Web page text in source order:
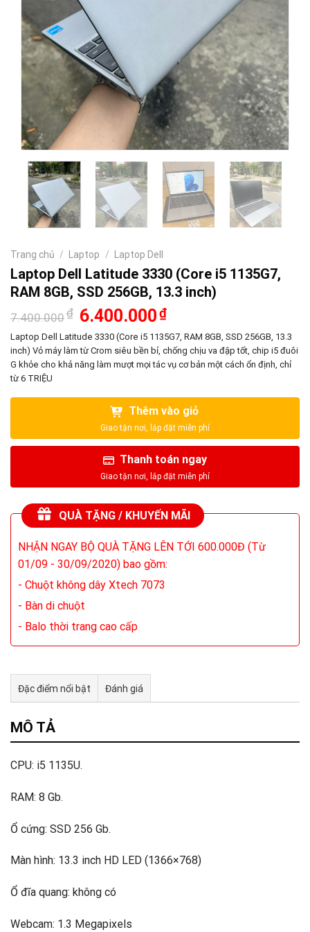
Trang chủ / Laptop / Laptop Dell
Laptop Dell Latitude 3330 (Core i5 1135G7,
RAM 8GB, SSD 256GB, 13.3 inch)
7.400.000₫ Giá
gốc
là:
7.400.000₫.
6.400.000₫Giá
tại
là:
6.400.000₫.
Laptop Dell Latitude 3330 (Core i5 1135G7, RAM 8GB, SSD 256GB, 13.3
inch) Vỏ máy làm từ Crom siêu bền bỉ, chống chịu va đập tốt, chip i5 đuôi
G khỏe cho khả năng làm mượt mọi tác vụ cơ bản một cách ổn định, chỉ
từ 6 TRIỆU
Thêm vào giỏ
Thanh toán ngay
QUÀ TẶNG / KHUYẾN MÃI
NHẬN NGAY BỘ QUÀ TẶNG LÊN TỚI 600.000Đ (Từ
01/09 - 30/09/2020) bao gồm:
- Chuột không dây Xtech 7073
- Bàn di chuột
- Balo thời trang cao cấp
Đặc điểm nổi bật Đánh giá
Tư vấn & bán hàng qua Facebook
MÔ TẢ
CPU: i5 1135U.
RAM: 8 Gb.
Ổ cứng: SSD 256 Gb.
Màn hình: 13.3 inch HD LED (1366×768)
Ổ đĩa quang: không có
Webcam: 1.3 Megapixels